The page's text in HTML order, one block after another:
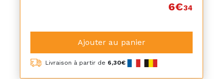
6€34
Ajouter au panier
Livraison à partir de 6,30€